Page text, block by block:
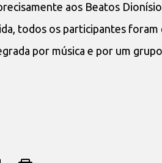
aos Beatos
todos os participantes
por música e por um